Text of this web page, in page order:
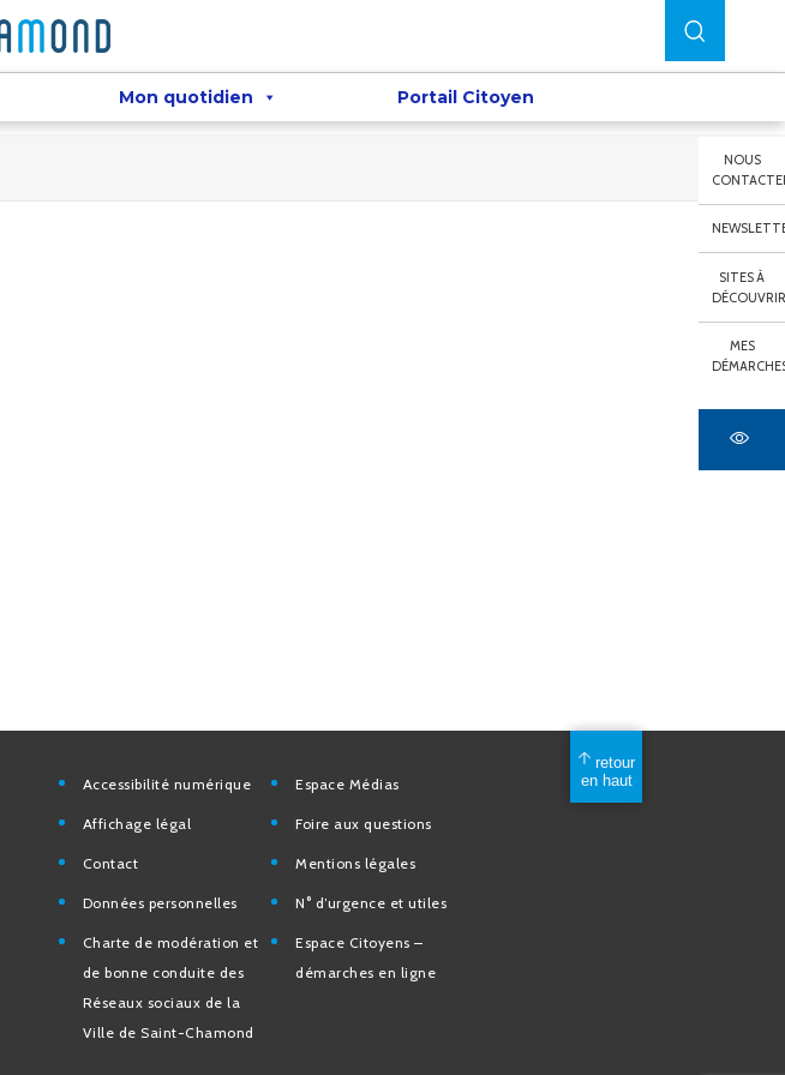
Mon quotidien Portail Citoyen
NOUS
SITES À
MES
Accessibilité numérique Espace Médias
Affichage légal Foire aux questions
Contact Mentions légales
Données personnelles N° d’urgence et utiles
Charte de modération et de
bonne conduite des
Réseaux sociaux de la Ville
de Saint-Chamond
Espace Citoyens –
démarches en ligne